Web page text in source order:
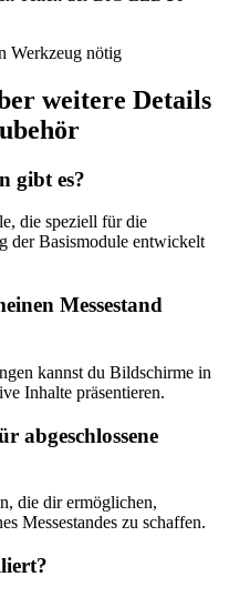
Werkzeug nötig
weitere Details
gibt es?
die speziell für die
der Basismodule entwickelt
Messestand
kannst du Bildschirme in
Inhalte präsentieren.
abgeschlossene
die dir ermöglichen,
Messestandes zu schaffen.